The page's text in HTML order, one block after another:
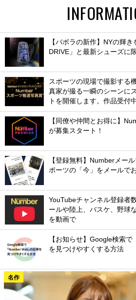
【バボラの新作】NYの輝
DRIVE」と最新シューズに
スポーツの現場で撮影する
真家が撮る一瞬のシーンに
トを開催します。作品受付
【同僚や仲間とお得に】
が募集スタート！
【登録無料】Numberメー
ポーツの「今」をメールで
YouTubeチャンネル登録者
ールや陸上、バスケ、野球
を動画で
【お知らせ】Google検索
を見つけやすくする方法
名作